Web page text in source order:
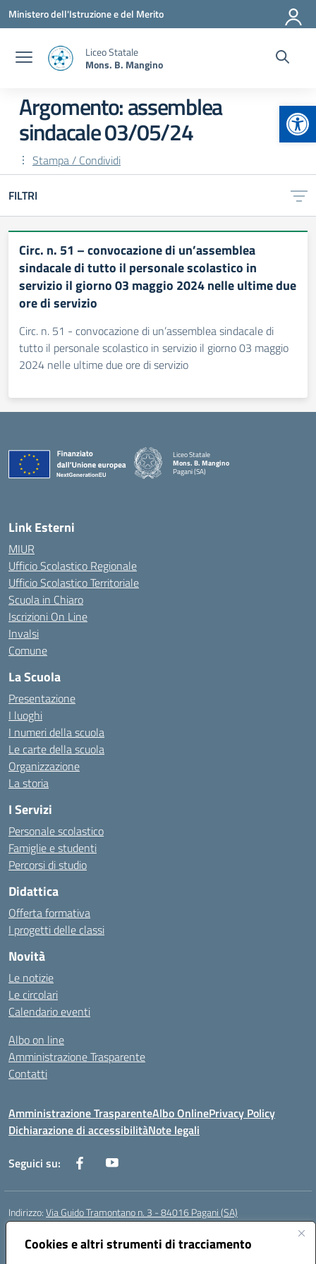
Cookies e altri strumenti di tracciamento
Vai ai contenuti
Vai al menu di navigazione
Vai al footer
Ministero dell'Istruzione e del Merito
Liceo Statale
Mons. B. Mangino
Argomento: assemblea
sindacale 03/05/24
Stampa / Condividi
FILTRI
Circ. n. 51 – convocazione di un’assemblea
sindacale di tutto il personale scolastico in
servizio il giorno 03 maggio 2024 nelle ultime due
ore di servizio
Circ. n. 51 - convocazione di un’assemblea sindacale di
tutto il personale scolastico in servizio il giorno 03 maggio
2024 nelle ultime due ore di servizio
Liceo Statale
Mons. B. Mangino
Pagani (SA)
— Visita la pagina iniziale della scuola
Link Esterni
MIUR
Ufficio Scolastico Regionale
Ufficio Scolastico Territoriale
Scuola in Chiaro
Iscrizioni On Line
Invalsi
Comune
La Scuola
Presentazione
I luoghi
I numeri della scuola
Le carte della scuola
Organizzazione
La storia
I Servizi
Personale scolastico
Famiglie e studenti
Percorsi di studio
Didattica
Offerta formativa
I progetti delle classi
Novità
Le notizie
Le circolari
Calendario eventi
Albo on line
Amministrazione Trasparente
Contatti
Amministrazione TrasparenteAlbo OnlinePrivacy Policy
Dichiarazione di accessibilitàNote legali
Seguici su:
Indirizzo:Via Guido Tramontano n. 3 - 84016 Pagani (SA)
Centralino:
Posta elettronica certificata (PEC):saps08000t@pec.istruzione.it